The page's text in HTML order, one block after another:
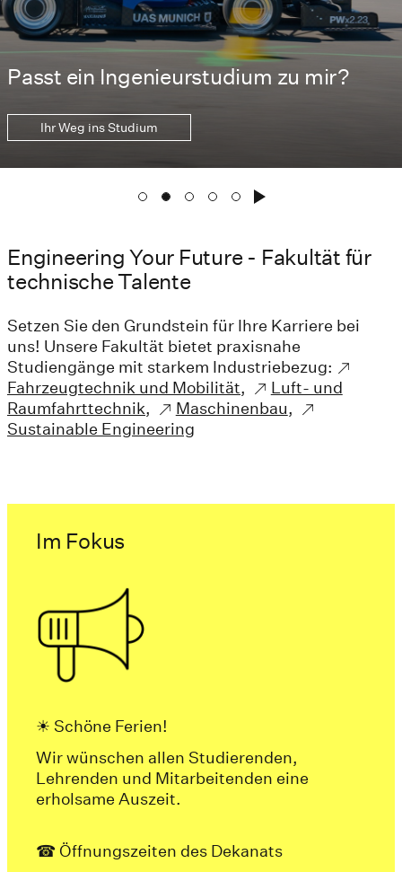
Passt ein Ingenieurstudium zu mir?
Ihr Weg ins Studium
Engineering Your Future - Fakultät für
technische Talente
Setzen Sie den Grundstein für Ihre Karriere bei
uns! Unsere Fakultät bietet praxisnahe
Studiengänge mit starkem Industriebezug:
Fahrzeugtechnik und Mobilität,
Luft- und
Raumfahrttechnik, Maschinenbau,
Sustainable Engineering
Im Fokus
☀ ️Schöne Ferien!
Wir wünschen allen Studierenden,
Lehrenden und Mitarbeitenden eine
erholsame Auszeit.
☎ Öffnungszeiten des Dekanats